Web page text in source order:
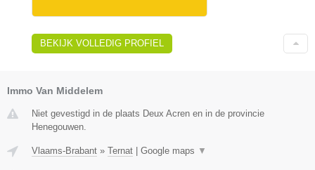
BEKIJK VOLLEDIG PROFIEL
Immo Van Middelem
Niet gevestigd in de plaats Deux Acren en in de provincie
Henegouwen.
Vlaams-Brabant » Ternat Google maps ▼